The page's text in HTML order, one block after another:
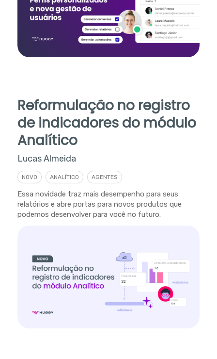
Reformulação no registro
de indicadores do módulo
Analítico
Lucas Almeida
NOVO ANALÍTICO AGENTES
Essa novidade traz mais desempenho para seus
relatórios e abre portas para novos produtos que
podemos desenvolver para você no futuro.